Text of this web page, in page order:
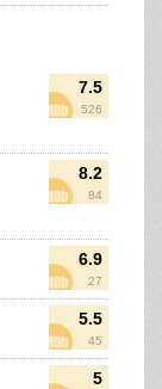
7.5
526
8.2
84
6.9
27
5.5
45
5